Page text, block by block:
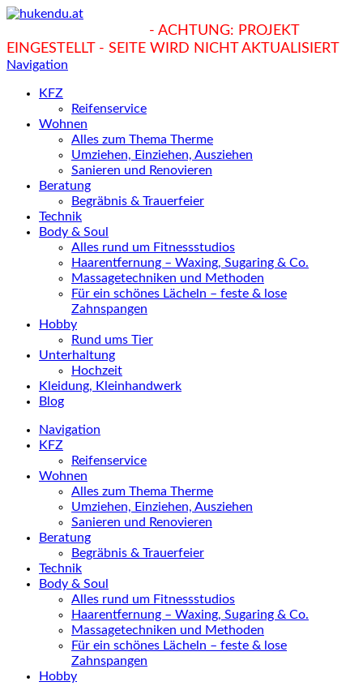
- ACHTUNG: PROJEKT
EINGESTELLT - SEITE WIRD NICHT AKTUALISIERT
Navigation
KFZ
Reifenservice
Wohnen
Alles zum Thema Therme
Umziehen, Einziehen, Ausziehen
Sanieren und Renovieren
Beratung
Begräbnis & Trauerfeier
Technik
Body & Soul
Alles rund um Fitnessstudios
Haarentfernung – Waxing, Sugaring & Co.
Massagetechniken und Methoden
Für ein schönes Lächeln – feste & lose
Zahnspangen
Hobby
Rund ums Tier
Unterhaltung
Hochzeit
Kleidung, Kleinhandwerk
Blog
Navigation
KFZ
Reifenservice
Wohnen
Alles zum Thema Therme
Umziehen, Einziehen, Ausziehen
Sanieren und Renovieren
Beratung
Begräbnis & Trauerfeier
Technik
Body & Soul
Alles rund um Fitnessstudios
Haarentfernung – Waxing, Sugaring & Co.
Massagetechniken und Methoden
Für ein schönes Lächeln – feste & lose
Zahnspangen
Hobby